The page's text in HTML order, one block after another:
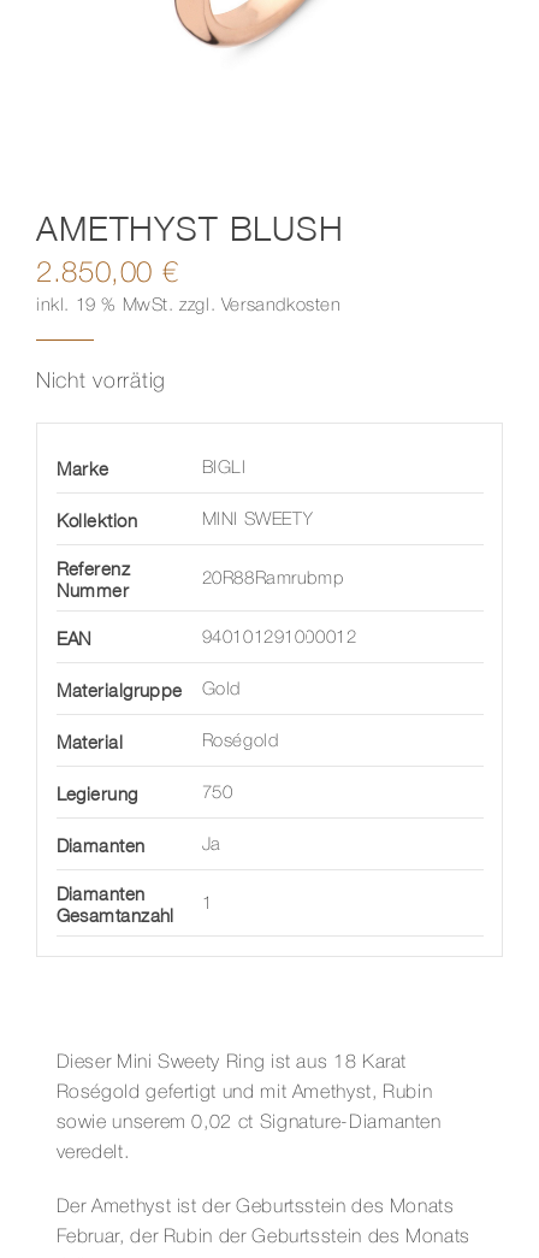
AMETHYST BLUSH
2.850,00 €
inkl. 19 % MwSt. zzgl. Versandkosten
Nicht vorrätig
Marke BIGLI
Kollektion MINI SWEETY
Referenz
Nummer
20R88Ramrubmp
EAN 940101291000012
Materialgruppe Gold
Material Roségold
Legierung 750
Diamanten Ja
Diamanten
Gesamtanzahl
1
Dieser Mini Sweety Ring ist aus 18 Karat
Roségold gefertigt und mit Amethyst, Rubin
sowie unserem 0,02 ct Signature-Diamanten
veredelt.
Der Amethyst ist der Geburtsstein des Monats
Februar, der Rubin der Geburtsstein des Monats